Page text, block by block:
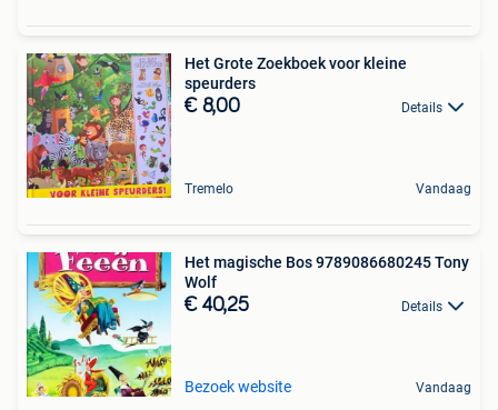
Het Grote Zoekboek voor kleine
speurders
€ 8,00 Details
Tremelo Vandaag
Het magische Bos 9789086680245 Tony
Wolf
€ 40,25 Details
Bezoek website Vandaag